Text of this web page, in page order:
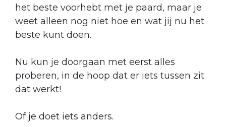
het beste voorhebt met je paard, maar je
weet alleen nog niet hoe en wat jij nu het
beste kunt doen.
Nu kun je doorgaan met eerst alles
proberen, in de hoop dat er iets tussen zit
dat werkt!
Of je doet iets anders.